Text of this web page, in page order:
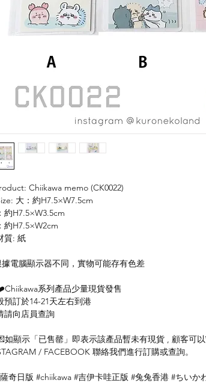
Chiikawa memo (CK0022)
大：約H7.5×W7.5cm
約H7.5×W3.5cm
約H7.5×W2cm
質: 紙
電腦顯示器不同，實物可能存有色差
系列產品少量現貨發售
預訂於14-21天左右到港
請向店員查詢
如顯示「已售罄」即表示該產品暫未有現貨 , 顧客可
/ FACEBOOK 聯絡我們進行訂購或查詢。
奇日版 #chiikawa #吉伊卡哇正版 #兔兔香港 #ちい